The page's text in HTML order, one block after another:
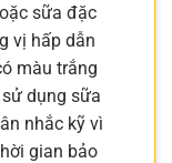
sữa đặc
vị hấp dẫn
màu trắng
dụng sữa
nhắc kỹ vì
gian bảo